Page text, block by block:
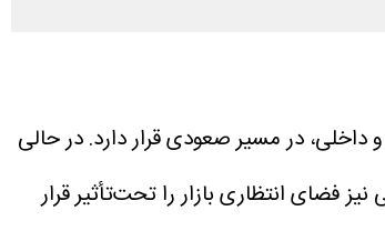
سیگنال‌های دوگانه جهانی و داخلی، در مسیر صعودی قرار دارد. در حالی
فضای انتظاری بازار را تحت‌تأثیر قرار